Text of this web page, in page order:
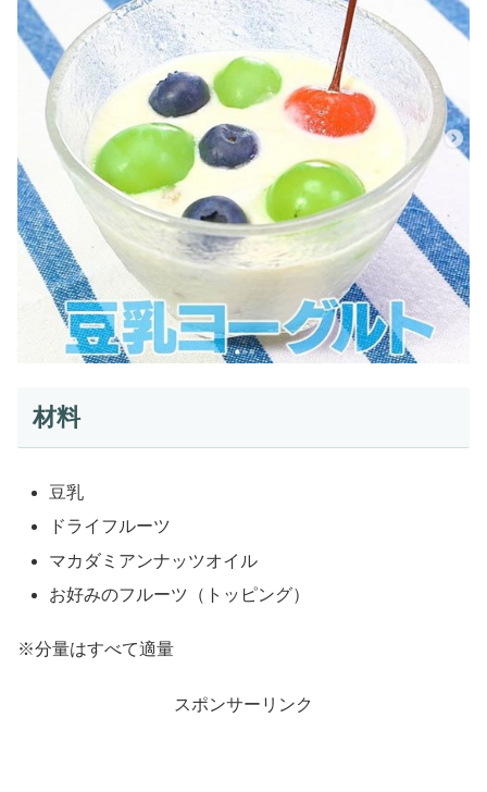
材料
豆乳
ドライフルーツ
マカダミアンナッツオイル
お好みのフルーツ（トッピング）
※分量はすべて適量
スポンサーリンク